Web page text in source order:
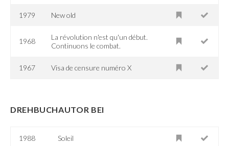
1979 New old
1968
La révolution n'est qu'un début.
Continuons le combat.
1967 Visa de censure numéro X
DREHBUCHAUTOR BEI
1988 Soleil